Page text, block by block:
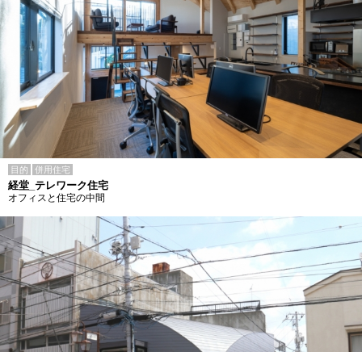
目的 併用住宅
経堂_テレワーク住宅
オフィスと住宅の中間